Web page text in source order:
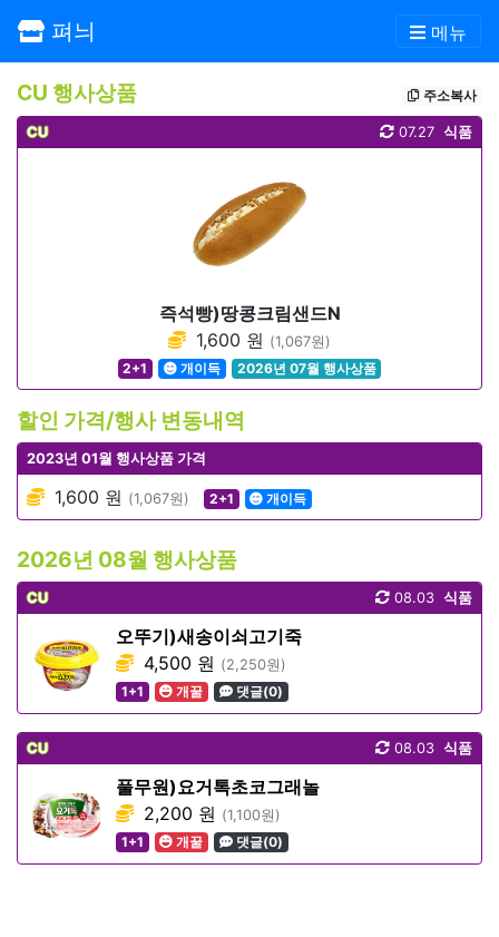
펴늬 메뉴
CU 행사상품 주소복사
CU 식품
07.27
즉석빵)땅콩크림샌드N
1,600 원 (1,067원)
2+1
개이득 2026년 07월 행사상품
할인 가격/행사 변동내역
2023년 01월 행사상품 가격
1,600 원 (1,067원) 2+1 개이득
2026년 08월 행사상품
CU 식품
08.03
오뚜기)새송이쇠고기죽
4,500 원 (2,250원)
1+1
개꿀 댓글(0)
CU 식품
08.03
풀무원)요거톡초코그래놀
2,200 원 (1,100원)
1+1
개꿀 댓글(0)